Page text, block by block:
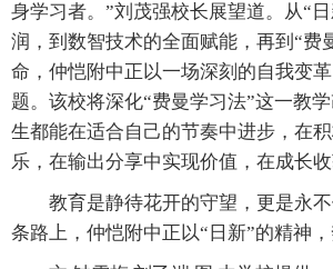
身学习者。”刘茂强校长展望道。从“
润，到数智技术的全面赋能，再到“费
命，仲恺附中正以一场深刻的自我变
题。该校将深化“费曼学习法”这一教
生都能在适合自己的节奏中进步，在
乐，在输出分享中实现价值，在成长收
教育是静待花开的守望，更是永不
条路上，仲恺附中正以“日新”的精神，